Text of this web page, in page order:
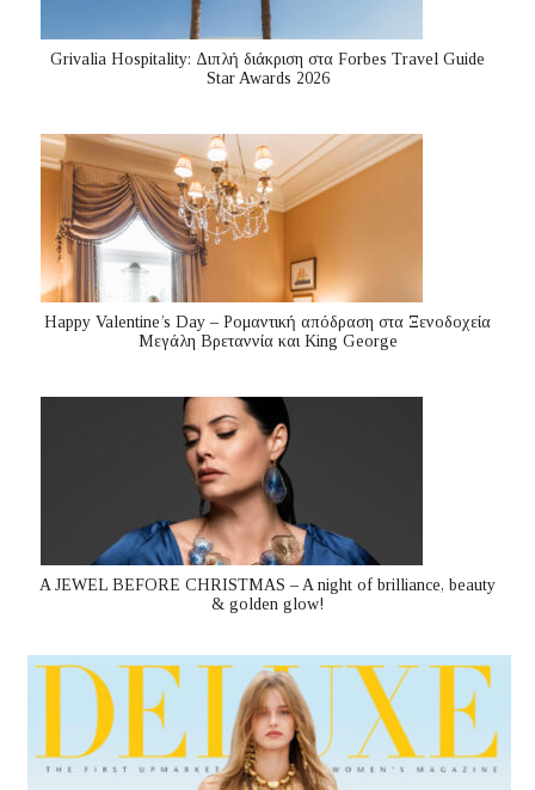
Grivalia Hospitality: Διπλή διάκριση στα Forbes Travel Guide
Star Awards 2026
Happy Valentine’s Day – Ρομαντική απόδραση στα Ξενοδοχεία
Μεγάλη Βρεταννία και King George
A JEWEL BEFORE CHRISTMAS – A night of brilliance, beauty
& golden glow!